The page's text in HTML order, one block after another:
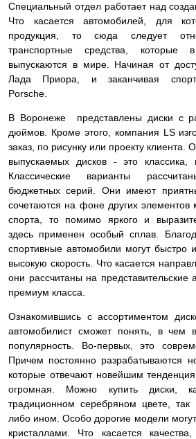
Специальный отдел работает над
Что касается автомобилей, для
продукция, то сюда следует
транспортные средства, которые
выпускаются в мире. Начиная от
Лада Приора, и заканчивая
Porsche.
В Воронеже представлены диски с
дюймов. Кроме этого, компания LS
заказ, по рисунку или проекту клиента.
выпускаемых дисков - это классика,
Классические варианты
бюджетных серий. Они имеют
сочетаются на фоне других элементов
спорта, то помимо яркого и
здесь применен особый сплав.
спортивные автомобили могут быстро
высокую скорость. Что касается
они рассчитаны на
премиум класса.
Ознакомившись с ассортиментом
автомобилист сможет понять, в чем
популярность. Во-первых, это
Причем постоянно разрабатываются
которые отвечают новейшим
огромная. Можно купить диски,
традиционном серебряном цвете,
либо ином. Особо дорогие модели
кристаллами. Что касается